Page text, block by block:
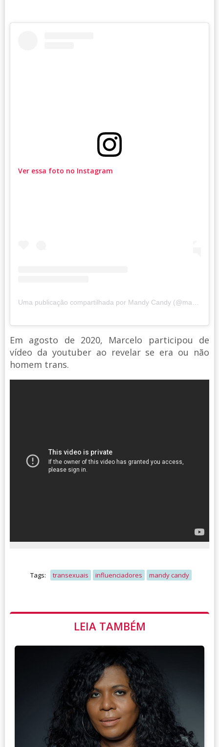
Ver essa foto no Instagram
Uma publicação compartilhada por Mandy Candy (@mandycandy)
Em agosto de 2020, Marcelo participou de
vídeo da youtuber ao revelar se era ou não
homem trans.
Tags: transexuais influenciadores mandy candy
LEIA TAMBÉM